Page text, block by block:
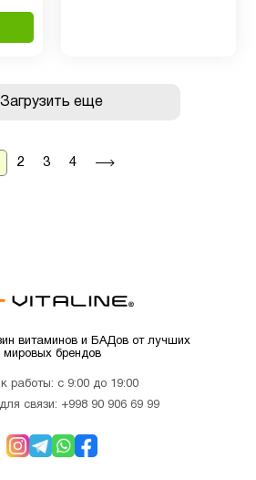
Загрузить еще
2 3 4
витаминов и БАДов от лучших
мировых брендов
работы: с 9:00 до 19:00
связи: +998 90 906 69 99